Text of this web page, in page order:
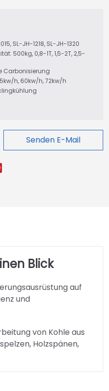
SL-JH-1218, SL-JH-1320
500kg, 0,8-1T, 1,5-2T, 2,5-
Carbonisierung
h, 60kw/h, 72kw/h
Senden E-Mail
Blick
auf
und
von Kohle aus
Holzspänen,